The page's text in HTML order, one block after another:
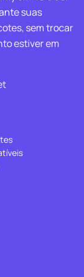
suas
sem trocar
estiver em